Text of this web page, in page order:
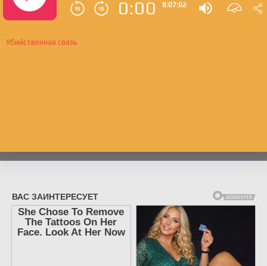
0:00 8:07:02
Убийственная связь